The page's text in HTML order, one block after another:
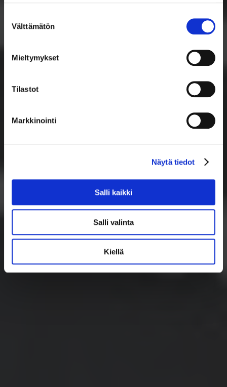
valinta
Välttämätön
Mieltymykset
Tilastot
Markkinointi
Näytä tiedot
Salli kaikki
Salli valinta
Kiellä